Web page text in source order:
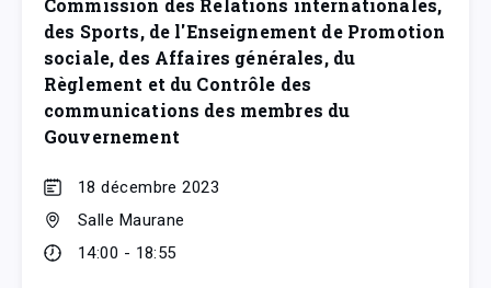
des Sports, de l'Enseignement de Promotion
sociale, des Affaires générales, du
Règlement et du Contrôle des
communications des membres du
Gouvernement
18 décembre 2023
Salle Maurane
14:00 - 18:55